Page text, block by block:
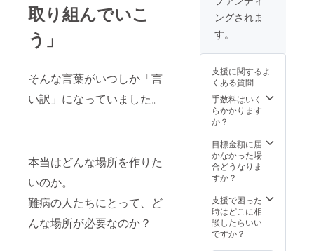
取り組んでいこ
う」
そんな言葉がいつしか「言
い訳」になっていました。
本当はどんな場所を作りた
いのか。
難病の人たちにとって、ど
んな場所が必要なのか？
m/allu-
boccio
ングされま
す。
支援に関するよ
くある質問
手数料はいく
らかかります
か？
目標金額に届
かなかった場
合どうなりま
すか？
支援で困った
時はどこに相
談したらいい
ですか？